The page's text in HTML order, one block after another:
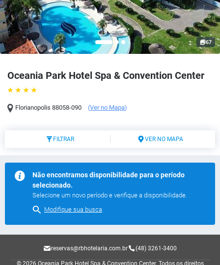
Oceania Park Hotel Spa & Convention Center
Florianopolis 88058-090 (Ver no Mapa)
67
FILTRAR VER NO MAPA
Não encontramos disponibilidade para o período
selecionado.
Selecione um novo período e verifique a disponibilidade.
Modifique sua busca
reservas@rbhotelaria.com.br (48) 3261-3400
© 2026 Oceania Park Hotel Spa & Convention Center. Todos os direitos